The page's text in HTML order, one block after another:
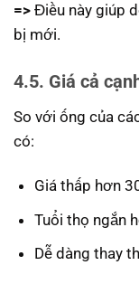
=> Điều này giúp
bị mới.
4.5. Giá cả
So với ống của
có:
Giá thấp hơn
Tuổi thọ ngắn
Dễ dàng thay